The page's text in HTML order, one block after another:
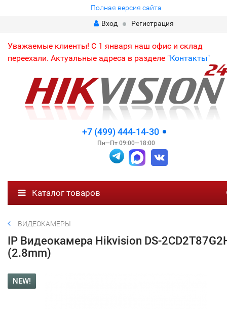
Полная версия сайта
Вход
Регистрация
Уважаемые клиенты! С 1 января наш офис и склад
переехали. Актуальные адреса в разделе "Контакты"
+7 (499) 444-14-30
Пн—Пт 09:00—18:00
Каталог товаров
ВИДЕОКАМЕРЫ
IP Видеокамера Hikvision DS-
(2.8mm)
NEW!